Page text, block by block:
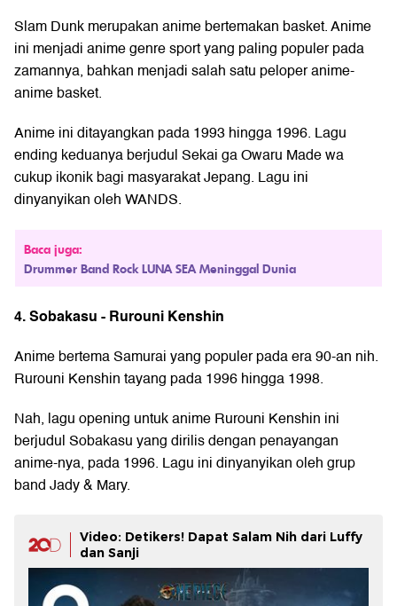
Slam Dunkmerupakan anime bertemakan basket. Anime
ini menjadi anime genre sport yang paling populer pada
zamannya, bahkan menjadi salah satu peloper anime-
anime basket.
Anime ini ditayangkan pada 1993 hingga 1996. Lagu
ending keduanya berjudul Sekai ga Owaru Made wa
cukup ikonik bagi masyarakat Jepang. Lagu ini
dinyanyikan oleh WANDS.
Baca juga:
Drummer Band Rock LUNA SEA Meninggal Dunia
4. Sobakasu - Rurouni Kenshin
Anime bertema Samurai yang populer pada era 90-an nih.
Rurouni Kenshintayang pada 1996 hingga 1998.
Nah, lagu opening untuk anime Rurouni Kenshin ini
berjudul Sobakasu yang dirilis dengan penayangan
anime-nya, pada 1996. Lagu ini dinyanyikan oleh grup
band Jady & Mary.
Video: Detikers! Dapat Salam Nih dari Luffy
dan Sanji